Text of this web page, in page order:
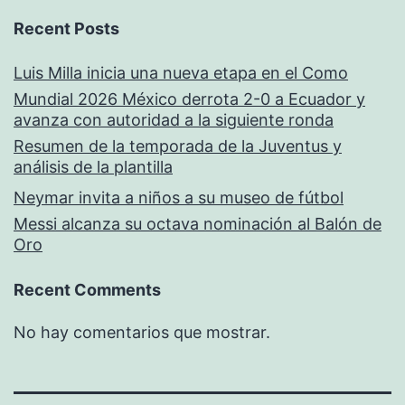
Recent Posts
Luis Milla inicia una nueva etapa en el Como
Mundial 2026 México derrota 2-0 a Ecuador y
avanza con autoridad a la siguiente ronda
Resumen de la temporada de la Juventus y
análisis de la plantilla
Neymar invita a niños a su museo de fútbol
Messi alcanza su octava nominación al Balón de
Oro
Recent Comments
No hay comentarios que mostrar.